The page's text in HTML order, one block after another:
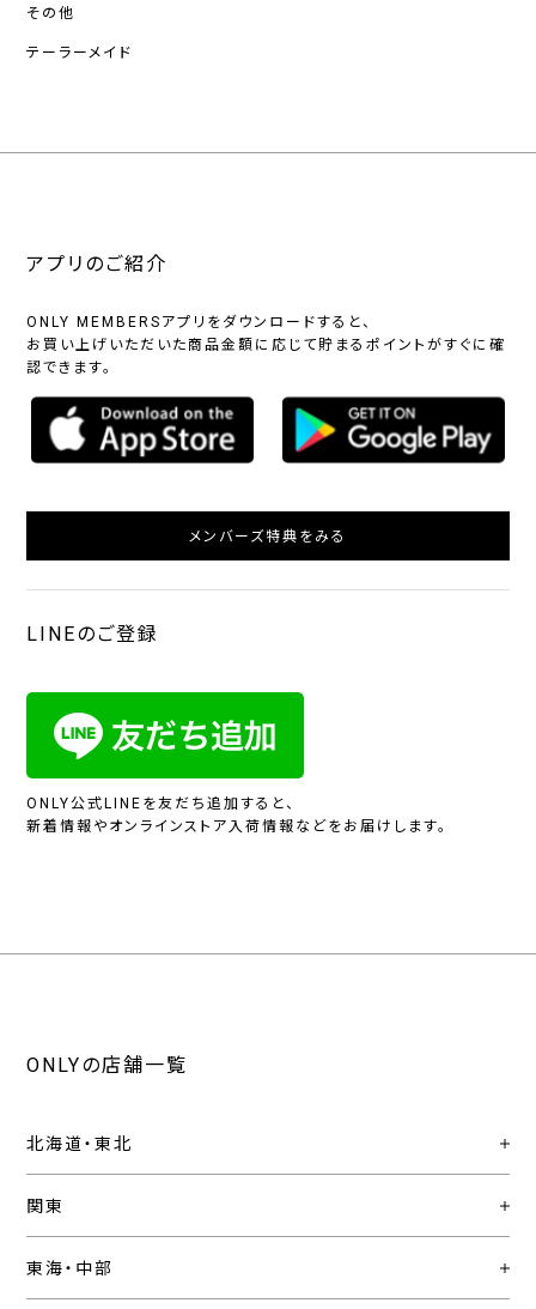
その他
テーラーメイド
アプリのご紹介
ONLY MEMBERSアプリをダウンロードすると、
お買い上げいただいた商品金額に応じて貯まるポイントがすぐに確
認できます。
メンバーズ特典をみる
LINEのご登録
ONLY公式LINEを友だち追加すると、
新着情報やオンラインストア入荷情報などをお届けします。
ONLYの店舗一覧
北海道・東北
関東
東海・中部